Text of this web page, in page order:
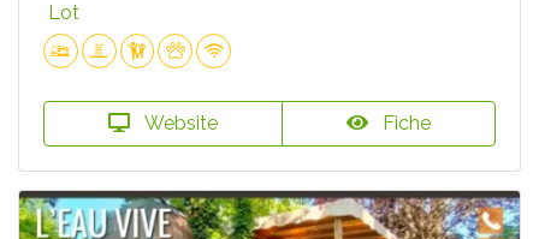
Lot
Website Fiche